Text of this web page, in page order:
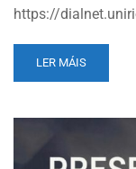
https://
READ
MORE
REM
(2026)
LER MÁIS